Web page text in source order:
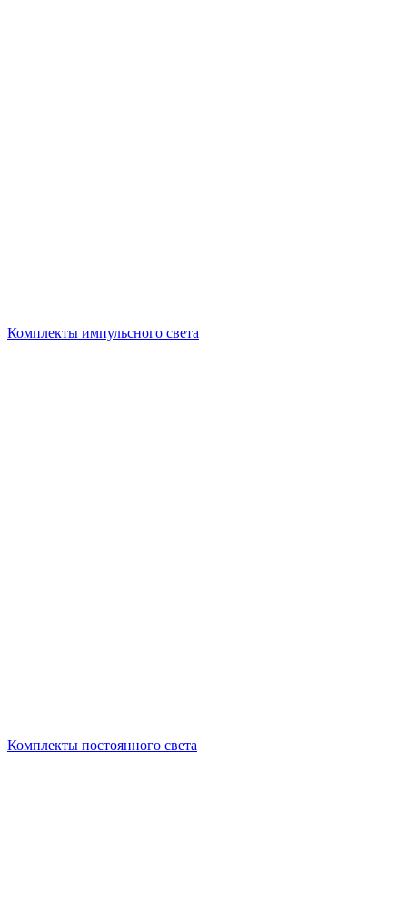
Комплекты импульсного света
Комплекты постоянного света